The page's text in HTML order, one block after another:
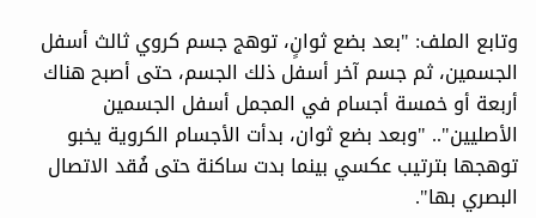
وتابع الملف: "بعد بضع ثوانٍ، توهج جسم كروي ثالث أسفل
الجسمين، ثم جسم آخر أسفل ذلك الجسم، حتى أصبح هناك
أربعة أو خمسة أجسام في المجمل أسفل الجسمين
الأصليين".. "وبعد بضع ثوان، بدأت الأجسام الكروية يخبو
توهجها بترتيب عكسي بينما بدت ساكنة حتى فُقد الاتصال
البصري بها".